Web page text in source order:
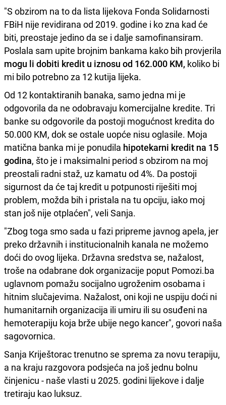
"S obzirom na to da lista lijekova Fonda Solidarnosti
FBiH nije revidirana od 2019. godine i ko zna kad će
biti, preostaje jedino da se i dalje samofinansiram.
Poslala sam upite brojnim bankama kako bih provjerila
mogu li dobiti kredit u iznosu od 162.000 KM, koliko bi
mi bilo potrebno za 12 kutija lijeka.
Od 12 kontaktiranih banaka, samo jedna mi je
odgovorila da ne odobravaju komercijalne kredite. Tri
banke su odgovorile da postoji mogućnost kredita do
50.000 KM, dok se ostale uopće nisu oglasile. Moja
matična banka mi je ponudila hipotekarni kredit na 15
godina, što je i maksimalni period s obzirom na moj
preostali radni staž, uz kamatu od 4%. Da postoji
sigurnost da će taj kredit u potpunosti riješiti moj
problem, možda bih i pristala na tu opciju, iako moj
stan još nije otplaćen", veli Sanja.
"Zbog toga smo sada u fazi pripreme javnog apela, jer
preko državnih i institucionalnih kanala ne možemo
doći do ovog lijeka. Državna sredstva se, nažalost,
troše na odabrane dok organizacije poput Pomozi.ba
uglavnom pomažu socijalno ugroženim osobama i
hitnim slučajevima. Nažalost, oni koji ne uspiju doći ni
humanitarnih organizacija ili umiru ili su osuđeni na
hemoterapiju koja brže ubije nego kancer", govori naša
sagovornica.
Sanja Kriještorac trenutno se sprema za novu terapiju,
a na kraju razgovora podsjeća na još jednu bolnu
činjenicu - naše vlasti u 2025. godini lijekove i dalje
tretiraju kao luksuz.